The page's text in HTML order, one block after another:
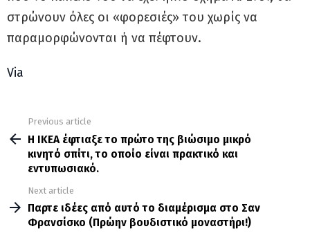
στρώνουν όλες οι «φορεσιές» του χωρίς να
παραμορφώνονται ή να πέφτουν.
Via
more
Previous article
Η ΙΚΕΑ έφτιαξε το πρώτο της βιώσιμο μικρό
κινητό σπίτι, το οποίο είναι πρακτικό και
εντυπωσιακό.
Next article
Παρτε ιδέες από αυτό το διαμέρισμα στο Σαν
Φρανσίσκο (Πρώην βουδιστικό μοναστήρι!)